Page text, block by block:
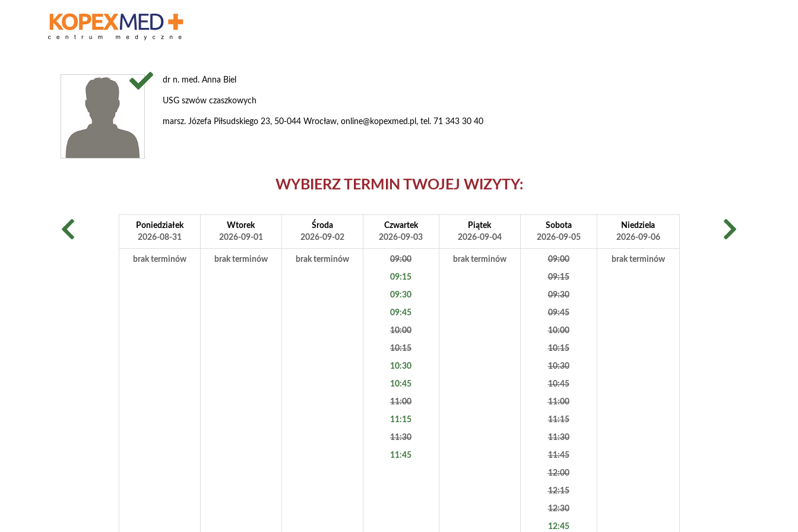
dr n. med. Anna Biel
USG szwów czaszkowych
marsz. Józefa Piłsudskiego 23, 50-044 Wrocław, online@kopexmed.pl , tel. 71 343 30 40
WYBIERZ TERMIN TWOJEJ WIZYTY:
Poniedziałek
2026-08-31
Wtorek
2026-09-01
Środa
2026-09-02
Czwartek
2026-09-03
Piątek
2026-09-04
Sobota
2026-09-05
Niedziela
2026-09-06
brak terminów brak terminów brak terminów 09:00
09:15
09:30
09:45
10:00
10:15
10:30
10:45
11:00
11:15
11:30
11:45
brak terminów 09:00
09:15
09:30
09:45
10:00
10:15
10:30
10:45
11:00
11:15
11:30
11:45
12:00
12:15
12:30
12:45
brak terminów